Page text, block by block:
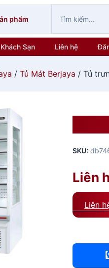
phẩm
Sạn Liên hệ
/ Tủ Mát Berjaya / Tủ
SKU:
Liên
Liên